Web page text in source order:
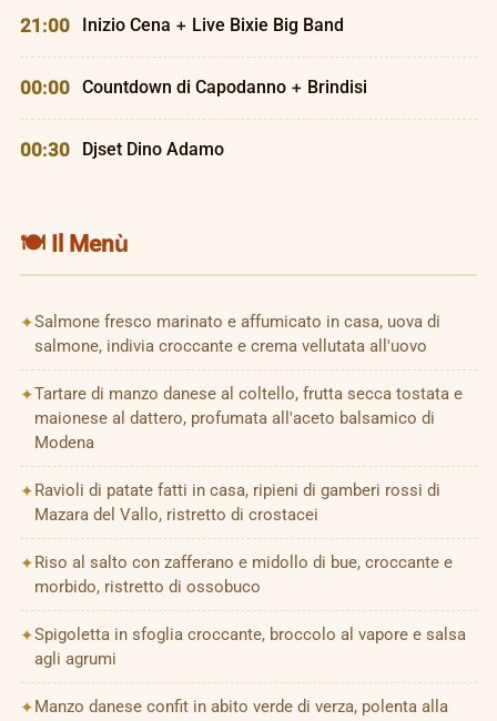
21:00 Inizio Cena + Live Bixie Big Band
00:00 Countdown di Capodanno + Brindisi
00:30 Djset Dino Adamo
🍽️ Il Menù
Salmone fresco marinato e affumicato in casa, uova di
salmone, indivia croccante e crema vellutata all'uovo
Tartare di manzo danese al coltello, frutta secca tostata e
maionese al dattero, profumata all'aceto balsamico di
Modena
Ravioli di patate fatti in casa, ripieni di gamberi rossi di
Mazara del Vallo, ristretto di crostacei
Riso al salto con zafferano e midollo di bue, croccante e
morbido, ristretto di ossobuco
Spigoletta in sfoglia croccante, broccolo al vapore e salsa
agli agrumi
Manzo danese confit in abito verde di verza, polenta alla